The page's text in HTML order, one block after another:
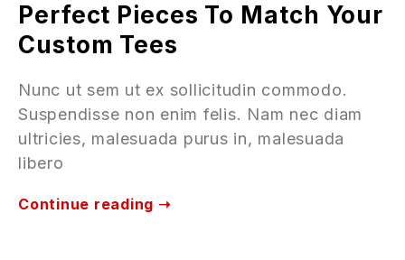
Perfect Pieces To Match Your
Custom Tees
Nunc ut sem ut ex sollicitudin commodo.
Suspendisse non enim felis. Nam nec diam
ultricies, malesuada purus in, malesuada
libero
Continue reading ➝